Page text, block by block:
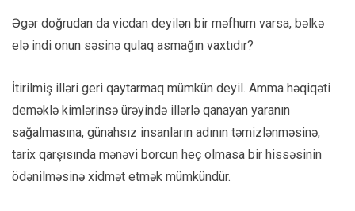
Əgər doğrudan da vicdan deyilən bir məfhum varsa, bəlkə
elə indi onun səsinə qulaq asmağın vaxtıdır?
İtirilmiş illəri geri qaytarmaq mümkün deyil. Amma həqiqəti
deməklə kimlərinsə ürəyində illərlə qanayan yaranın
sağalmasına, günahsız insanların adının təmizlənməsinə,
tarix qarşısında mənəvi borcun heç olmasa bir hissəsinin
ödənilməsinə xidmət etmək mümkündür.